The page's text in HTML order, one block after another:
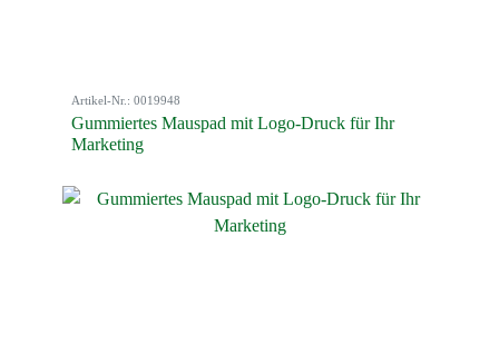
Artikel-Nr.: 0019948
Gummiertes Mauspad mit Logo-Druck für Ihr
Marketing